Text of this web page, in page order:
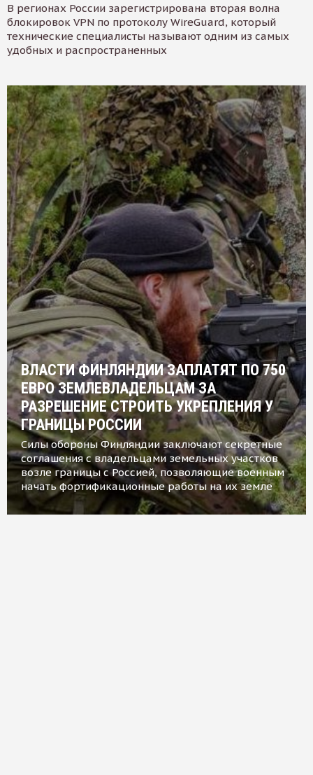
В регионах России зарегистрирована вторая волна
блокировок VPN по протоколу WireGuard, который
технические специалисты называют одним из самых
удобных и распространенных
ВЛАСТИ ФИНЛЯНДИИ ЗАПЛАТЯТ ПО 750
ЕВРО ЗЕМЛЕВЛАДЕЛЬЦАМ ЗА
РАЗРЕШЕНИЕ СТРОИТЬ УКРЕПЛЕНИЯ У
ГРАНИЦЫ РОССИИ
Силы обороны Финляндии заключают секретные
соглашения с владельцами земельных участков
возле границы с Россией, позволяющие военным
начать фортификационные работы на их земле